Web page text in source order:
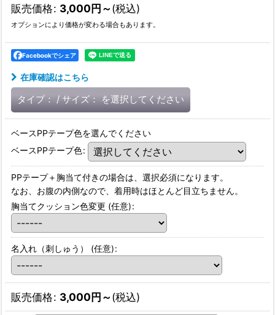
販売価格: 3,000円～(税込)
オプションにより価格が変わる場合もあります。
Facebookでシェア
在庫確認はこちら
タイプ： / サイズ： を選択してください
ベースPPテープ色を選んでください
ベースPPテープ色:
PPテープ＋胸当て付きの場合は、選択必須になります。
なお、お腹の内側なので、着用時はほとんど目立ちません。
胸当てクッション色変更 (任意):
名入れ（刺しゅう） (任意):
販売価格: 3,000円～(税込)